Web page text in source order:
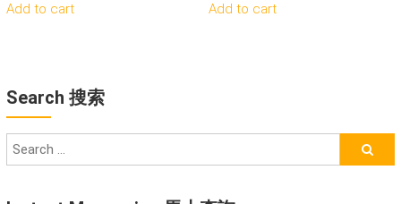
Add to cart Add to cart
Search 搜索